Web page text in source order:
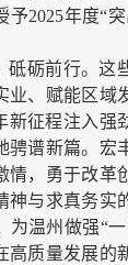
予2025年度“
砥砺前行。这
业、赋能区域
新征程注入强
骋谱新篇。宏
情，勇于改革
神与求真务实
为温州做强“
高质量发展的